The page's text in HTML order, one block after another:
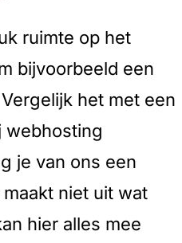
ruimte op het
bijvoorbeeld een
het met een
webhosting
je van ons een
niet uit wat
hier alles mee